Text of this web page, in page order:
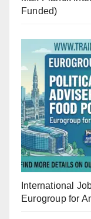
Funded)
International
Eurogroup for